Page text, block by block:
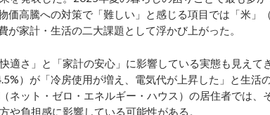
価高騰への対策で「難しい」と感じる項目では「米」
家計・生活の二大課題として浮かび上がった。
適さ」と「家計の安心」に影響している実態も見えて
）が「冷房使用が増え、電気代が上昇した」と生活
ネット・ゼロ・エネルギー・ハウス）の居住者では、
や負担感に影響している可能性がある。